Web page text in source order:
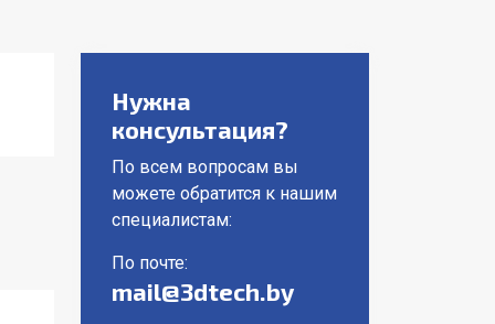
Нужна
консультация?
По всем вопросам вы
можете обратится к нашим
специалистам:
По почте:
mail@3dtech.by